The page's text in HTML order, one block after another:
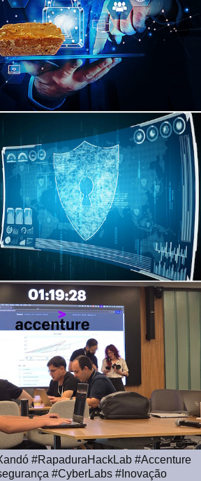
#RapaduraHackLab #Accenture
#CyberLabs #Inovação